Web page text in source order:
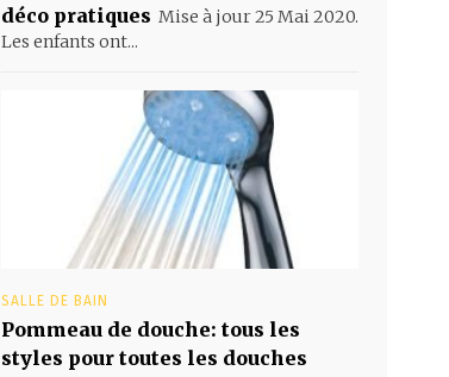
déco pratiques Mise à jour 25 Mai 2020.
Les enfants ont...
SALLE DE BAIN
Pommeau de douche: tous les
styles pour toutes les douches